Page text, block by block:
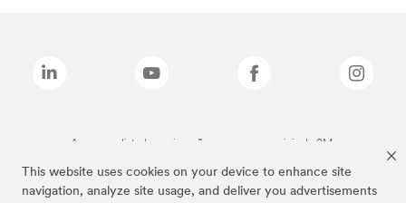
This website uses cookies on your device to enhance site
navigation, analyze site usage, and deliver you advertisements
As marcas listadas a cima são marcas comerciais da 3M.